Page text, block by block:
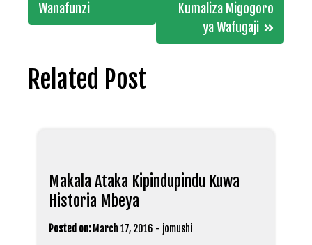
Wanafunzi
Kumaliza Migogoro
ya Wafugaji
Related Post
Makala Ataka Kipindupindu Kuwa
Historia Mbeya
Posted on: March 17, 2016 - jomushi